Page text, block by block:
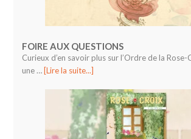
FOIRE AUX QUESTIONS
Curieux d’en savoir plus sur l’Ordre de la
une … [Lire la suite...]